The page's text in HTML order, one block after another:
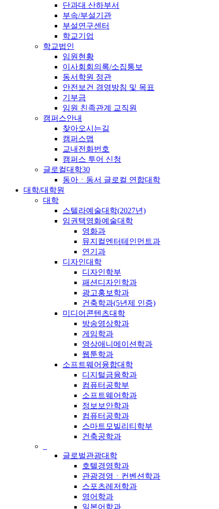
단과대 산하부서
부속/부설기관
부설연구센터
학교기업
학교법인
임원현황
이사회회의록/소집통보
동서학원 정관
안전보건 경영방침 및 목표
기부금
임원 친족관계 교직원
캠퍼스안내
찾아오시는길
캠퍼스맵
교내전화번호
캠퍼스 투어 신청
글로컬대학30
동아ㆍ동서 글로컬 연합대학
대학/대학원
대학
스텔라예술대학(2027년)
임권택영화예술대학
영화과
뮤지컬엔터테인먼트과
연기과
디자인대학
디자인학부
패션디자인학과
광고홍보학과
건축학과(5년제 인증)
미디어콘텐츠대학
방송영상학과
게임학과
영상애니메이션학과
웹툰학과
소프트웨어융합대학
디지털금융학과
컴퓨터공학부
소프트웨어학과
정보보안학과
컴퓨터공학과
스마트모빌리티학부
건축공학과
글로벌관광대학
호텔경영학과
관광경영ㆍ컨벤션학과
스포츠레저학과
영어학과
일본어학과